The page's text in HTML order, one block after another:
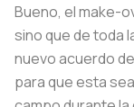
Bueno, el make-
sino que de toda
nuevo acuerdo
para que esta